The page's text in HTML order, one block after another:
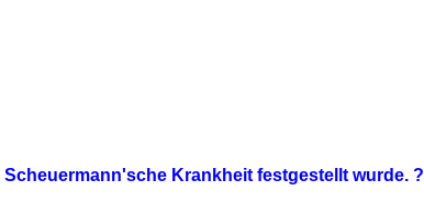
Krankheit festgestellt wurde. ?